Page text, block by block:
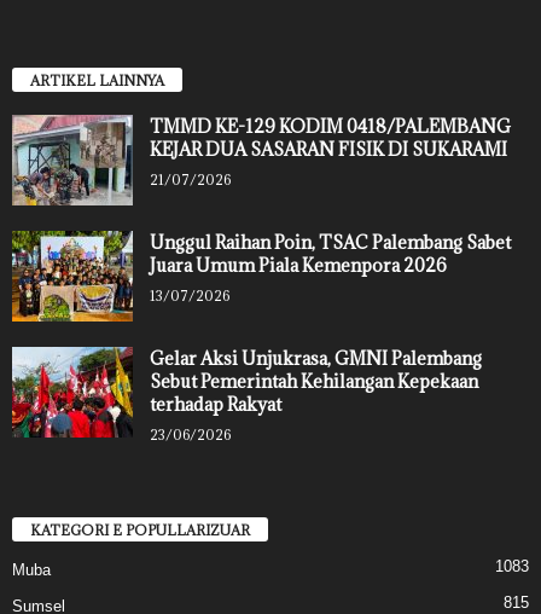
ARTIKEL LAINNYA
TMMD KE-129 KODIM 0418/PALEMBANG
KEJAR DUA SASARAN FISIK DI SUKARAMI
21/07/2026
Unggul Raihan Poin, TSAC Palembang Sabet
Juara Umum Piala Kemenpora 2026
13/07/2026
Gelar Aksi Unjukrasa, GMNI Palembang
Sebut Pemerintah Kehilangan Kepekaan
terhadap Rakyat
23/06/2026
KATEGORI E POPULLARIZUAR
Muba 1083
Sumsel 815